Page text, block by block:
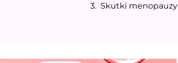
Skutki menopauzy